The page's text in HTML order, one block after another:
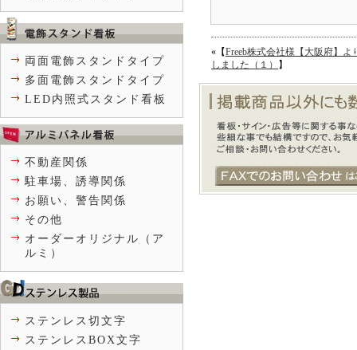
«【Freeb株式会社様【大阪府】
しました（１）
】
両面電飾スタンドタイプ
多面電飾スタンドタイプ
LED内照式スタンド看板
不動産関係
駐車場、誘導関係
お願い、警告関係
その他
オーダーオリジナル（ア
ルミ）
ステンレス切文字
ステンレスBOX文字